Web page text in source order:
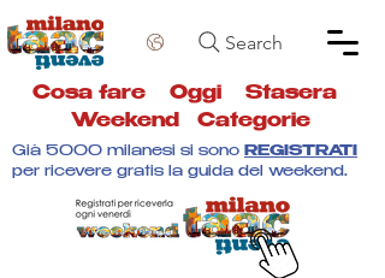
Search
Cosa fare Oggi Stasera
Weekend
Categorie
Già 5000 milanesi si sono REGISTRATI
per ricevere gratis la guida del weekend.